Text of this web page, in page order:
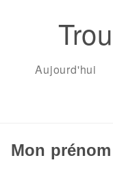
Aujourd'hui
Mon prénom